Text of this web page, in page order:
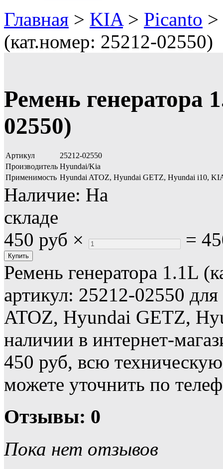
Главная > KIA > Picanto >
(кат.номер: 25212-02550)
Ремень генератора
02550)
Артикул
25212-02550
Производитель Hyundai/Kia
Применимость Hyundai ATOZ, Hyundai GETZ, Hyundai i10,
Наличие: На
складе
450 руб × =
Ремень генератора 1.1L
артикул: 25212-02550
ATOZ, Hyundai GETZ,
наличии в интернет-
450 руб, всю
можете уточнить по
Отзывы: 0
Пока нет отзывов